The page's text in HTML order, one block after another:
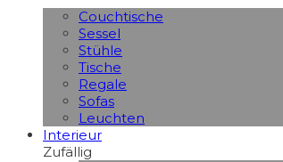
Couchtische
Sessel
Stühle
Tische
Regale
Sofas
Leuchten
Interieur
Zufällig